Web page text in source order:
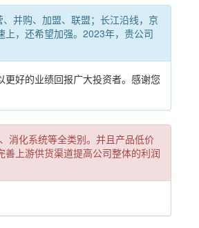
并购、加盟、联盟；长江沿线，京
，还希望加强。2023年，贵公司
好的业绩回报广大投资者。感谢您
消化系统等全类别。并且产品低价
上游供货渠道提高公司整体的利润